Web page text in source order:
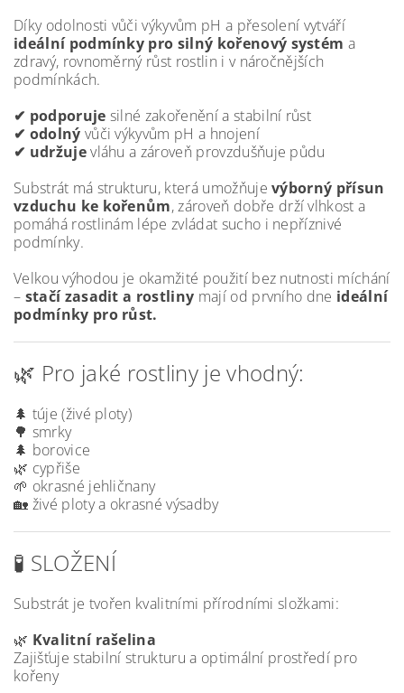
Díky odolnosti vůči výkyvům pH a přesolení vytváří
ideální podmínky pro silný kořenový systém a
zdravý, rovnoměrný růst rostlin i v náročnějších
podmínkách.
✔ podporuje silné zakořenění a stabilní růst
✔ odolný vůči výkyvům pH a hnojení
✔ udržujevláhu a zároveň provzdušňuje půdu
Substrát má strukturu, která umožňuje výborný přísun
vzduchu ke kořenům, zároveň dobře drží vlhkost a
pomáhá rostlinám lépe zvládat sucho i nepříznivé
podmínky.
Velkou výhodou je okamžité použití bez nutnosti míchání
– stačí zasadit a rostliny mají od prvního dne ideální
podmínky pro růst.
🌿 Pro jaké rostliny je vhodný:
🌲 túje (živé ploty)
🌳 smrky
🌲 borovice
🌿 cypřiše
🌱 okrasné jehličnany
🏡 živé ploty a okrasné výsadby
🧪 SLOŽENÍ
Substrát je tvořen kvalitními přírodními složkami:
🌿 Kvalitní rašelina
Zajišťuje stabilní strukturu a optimální prostředí pro
kořeny